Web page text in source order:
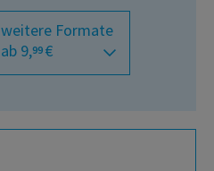
weitere Formate
ab 9,99 €